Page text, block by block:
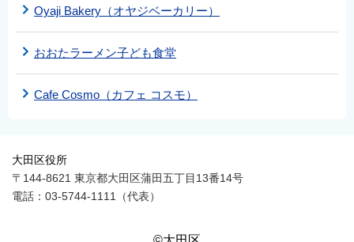
Oyaji Bakery（オヤジベーカリー）
おおたラーメン子ども食堂
Cafe Cosmo（カフェ コスモ）
大田区役所
〒144-8621 東京都大田区蒲田五丁目13番14号
電話：03-5744-1111（代表）